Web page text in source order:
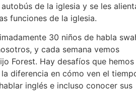
de la iglesia y se les
funciones de la iglesia.
30 niños de habla
y cada semana vemos
Forest. Hay desafíos que hemos
diferencia en cómo ven el
inglés e incluso conocer sus